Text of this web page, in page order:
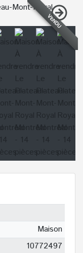
VENDU
Maison
10772497